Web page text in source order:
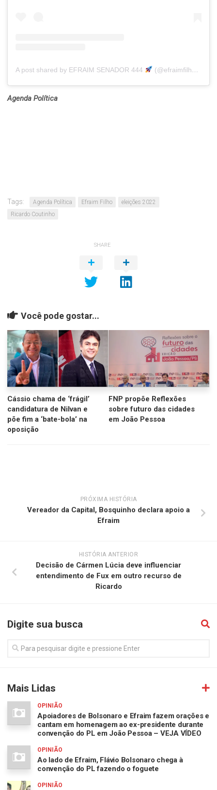
A post shared by EFRAIM SENADOR 444 (@efraimfilhopb)
Agenda Política
Tags: Agenda Política Efraim Filho
eleições 2022
Ricardo Coutinho
SHARE
Você pode gostar...
Cássio chama de ‘frágil’
candidatura de Nilvan e
põe fim a ‘bate-bola’ na
oposição
FNP propõe Reflexões
sobre futuro das cidades
em João Pessoa
PRÓXIMA HISTÓRIA
Vereador da Capital, Bosquinho declara apoio a
Efraim
HISTÓRIA ANTERIOR
Decisão de Cármen Lúcia deve influenciar
entendimento de Fux em outro recurso de
Ricardo
Digite sua busca
Mais Lidas
OPINIÃO
Apoiadores de Bolsonaro e Efraim fazem orações e
cantam em homenagem ao ex-presidente durante
convenção do PL em João Pessoa – VEJA VÍDEO
OPINIÃO
Ao lado de Efraim, Flávio Bolsonaro chega à
convenção do PL fazendo o foguete
OPINIÃO